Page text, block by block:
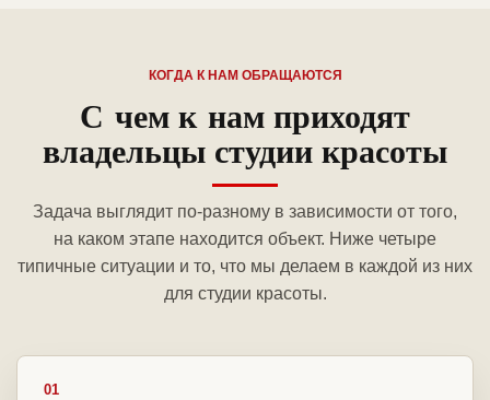
КОГДА К НАМ ОБРАЩАЮТСЯ
С чем к нам приходят
владельцы студии красоты
Задача выглядит по-разному в зависимости от того,
на каком этапе находится объект. Ниже четыре
типичные ситуации и то, что мы делаем в каждой из них
для студии красоты.
01